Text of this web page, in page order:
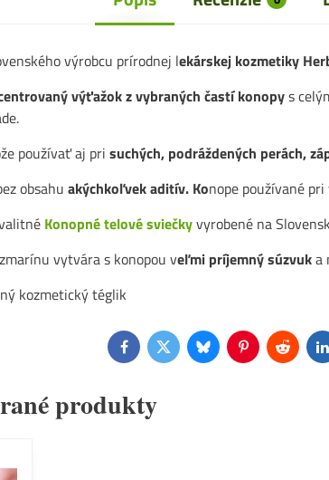
výrobcu prírodnej lekárskej kozmetiky
výťažok z vybraných častí konopys
používať aj pri suchých, podráždených perách,
obsahuakýchkoľvek aditív. Konope používané
Konopné telové sviečkyvyrobené na
vytvára s konopou veľmi príjemný súzvuka
kozmetický téglik
FacebookTwitterBlueskyPinterestReddit
produkty